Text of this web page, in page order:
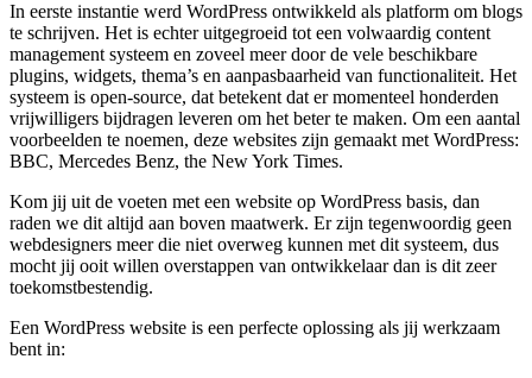
In eerste instantie werd WordPress ontwikkeld als platform om blogs
te schrijven. Het is echter uitgegroeid tot een volwaardig content
management systeem en zoveel meer door de vele beschikbare
plugins, widgets, thema’s en aanpasbaarheid van functionaliteit. Het
systeem is open-source, dat betekent dat er momenteel honderden
vrijwilligers bijdragen leveren om het beter te maken. Om een aantal
voorbeelden te noemen, deze websites zijn gemaakt met WordPress:
BBC, Mercedes Benz, the New York Times.
Kom jij uit de voeten met een website op WordPress basis, dan
raden we dit altijd aan boven maatwerk. Er zijn tegenwoordig geen
webdesigners meer die niet overweg kunnen met dit systeem, dus
mocht jij ooit willen overstappen van ontwikkelaar dan is dit zeer
toekomstbestendig.
Een WordPress website is een perfecte oplossing als jij werkzaam
bent in: